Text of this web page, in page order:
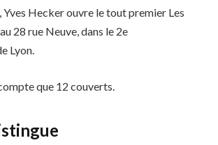
Hecker ouvre le tout premier Les
28 rue Neuve, dans le 2e
Lyon.
que 12 couverts.